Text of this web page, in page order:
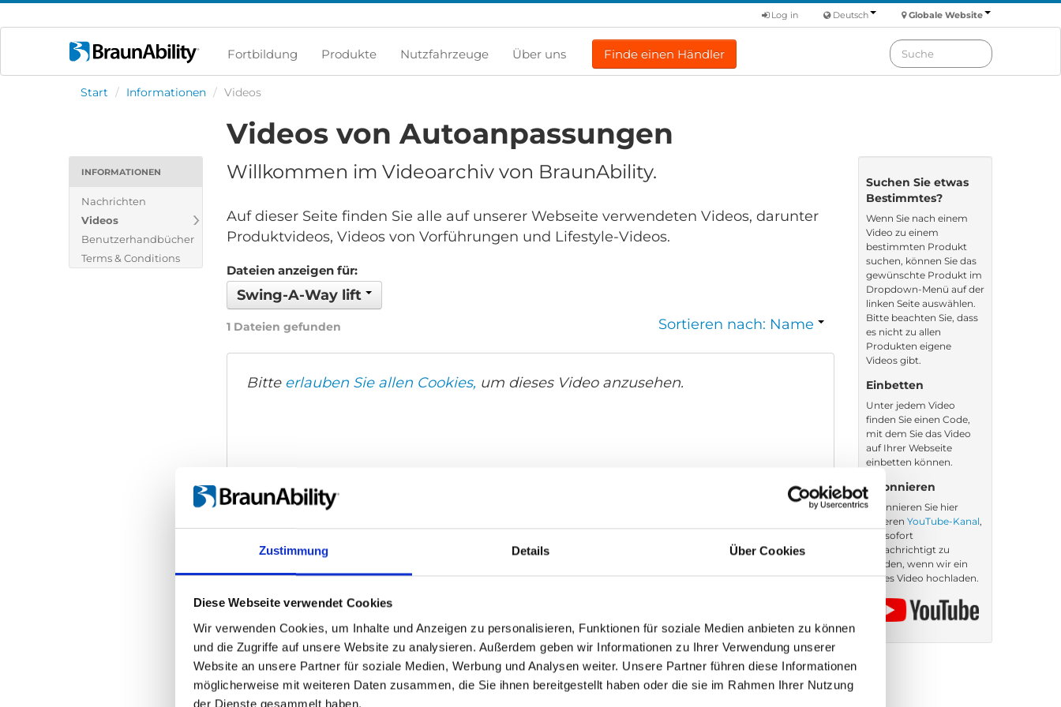
Zustimmung Details Über Cookies
Diese Webseite verwendet Cookies
Wir verwenden Cookies, um Inhalte und Anzeigen zu personalisieren, Funktionen für soziale Medien anbieten zu können
und die Zugriffe auf unsere Website zu analysieren. Außerdem geben wir Informationen zu Ihrer Verwendung unserer
Website an unsere Partner für soziale Medien, Werbung und Analysen weiter. Unsere Partner führen diese Informationen
möglicherweise mit weiteren Daten zusammen, die Sie ihnen bereitgestellt haben oder die sie im Rahmen Ihrer Nutzung
der Dienste gesammelt haben.
Globale Website
Deutsch
Log in
Fortbildung Produkte Nutzfahrzeuge Über uns Finde einen Händler
Start / Informationen / Videos
INFORMATIONEN
Nachrichten
Videos
Benutzerhandbücher
Terms & Conditions
Videos von Autoanpassungen
Willkommen im Videoarchiv von BraunAbility.
Auf dieser Seite finden Sie alle auf unserer Webseite verwendeten Videos, darunter
Produktvideos, Videos von Vorführungen und Lifestyle-Videos.
Dateien anzeigen für:
Swing-A-Way lift
1 Dateien gefunden Sortieren nach: Name
Bitte erlauben Sie allen Cookies, um dieses Video anzusehen.
Suchen Sie etwas
Bestimmtes?
Wenn Sie nach einem
Video zu einem
bestimmten Produkt
suchen, können Sie das
gewünschte Produkt im
Dropdown-Menü auf der
linken Seite auswählen.
Bitte beachten Sie, dass
es nicht zu allen
Produkten eigene
Videos gibt.
Einbetten
Unter jedem Video
finden Sie einen Code,
mit dem Sie das Video
auf Ihrer Webseite
einbetten können.
Abonnieren
Abonnieren Sie hier
unseren YouTube-Kanal,
um sofort
benachrichtigt zu
werden, wenn wir ein
neues Video hochladen.